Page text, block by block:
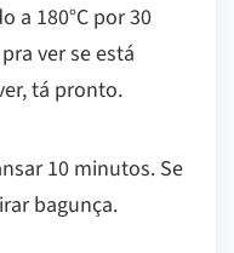
a 180°C por 30
ver se está
tá pronto.
10 minutos. Se
bagunça.